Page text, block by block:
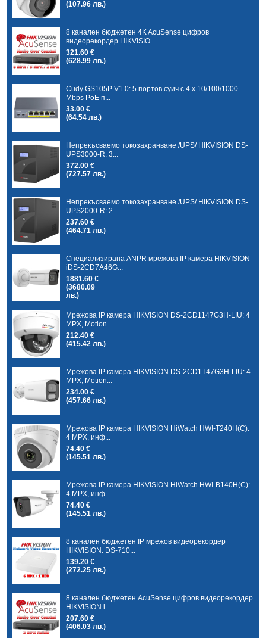
(107.96 лв.)
8 канален бюджетен 4K AcuSense цифров
видеорекордер HIKVISIO...
321.60 €
(628.99 лв.)
Cudy GS105P V1.0: 5 портов суич с 4 x 10/100/1000
Mbps PoE п...
33.00 €
(64.54 лв.)
Непрекъсваемо токозахранване /UPS/ HIKVISION DS-
UPS3000-R: 3...
372.00 €
(727.57 лв.)
Непрекъсваемо токозахранване /UPS/ HIKVISION DS-
UPS2000-R: 2...
237.60 €
(464.71 лв.)
Специализирана ANPR мрежова IP камера HIKVISION
iDS-2CD7A46G...
1881.60 €
(3680.09
лв.)
Мрежова IP камера HIKVISION DS-2CD1147G3H-LIU: 4
MPX, Motion...
212.40 €
(415.42 лв.)
Мрежова IP камера HIKVISION DS-2CD1T47G3H-LIU: 4
MPX, Motion...
234.00 €
(457.66 лв.)
Мрежова IP камера HIKVISION HiWatch HWI-T240H(C):
4 MPX, инф...
74.40 €
(145.51 лв.)
Мрежова IP камера HIKVISION HiWatch HWI-B140H(C):
4 MPX, инф...
74.40 €
(145.51 лв.)
8 канален бюджетен IP мрежов видеорекордер
HIKVISION: DS-710...
139.20 €
(272.25 лв.)
8 канален бюджетен AcuSense цифров видеорекордер
HIKVISION i...
207.60 €
(406.03 лв.)